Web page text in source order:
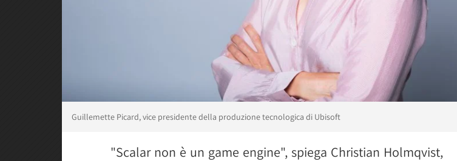
Guillemette Picard, vice presidente della produzione tecnologica di Ubisoft
"Scalar non è un game engine", spiega Christian Holmqvist,